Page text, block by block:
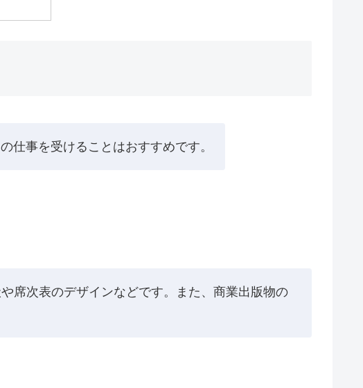
仕事を受けることはおすすめです。
席次表のデザインなどです。また、商業出版物の